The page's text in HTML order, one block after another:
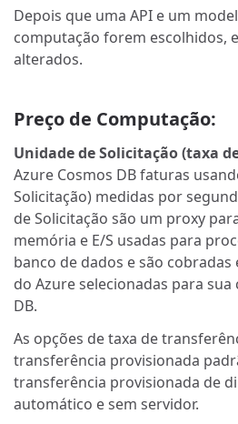
Depois que uma API e um
computação forem escolhidos,
alterados.
Preço de Computação:
Unidade de Solicitação (taxa
Azure Cosmos DB faturas
Solicitação) medidas por
de Solicitação são um proxy
memória e E/S usadas para
banco de dados e são
do Azure selecionadas para sua
DB.
As opções de taxa de
transferência provisionada
transferência provisionada de
automático e sem servidor.